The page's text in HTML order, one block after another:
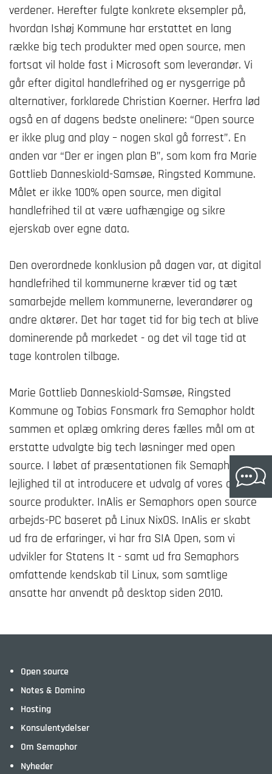
verdener. Herefter fulgte konkrete eksempler på,
hvordan Ishøj Kommune har erstattet en lang
række big tech produkter med open source, men
fortsat vil holde fast i Microsoft som leverandør. Vi
går efter digital handlefrihed og er nysgerrige på
alternativer, forklarede Christian Koerner. Herfra lød
også en af dagens bedste onelinere: “Open source
er ikke plug and play – nogen skal gå forrest”. En
anden var “Der er ingen plan B”, som kom fra Marie
Gottlieb Danneskiold-Samsøe, Ringsted Kommune.
Målet er ikke 100% open source, men digital
handlefrihed til at være uafhængige og sikre
ejerskab over egne data.
Den overordnede konklusion på dagen var, at digital
handlefrihed til kommunerne kræver tid og tæt
samarbejde mellem kommunerne, leverandører og
andre aktører. Det har taget tid for big tech at blive
dominerende på markedet - og det vil tage tid at
tage kontrolen tilbage.
Marie Gottlieb Danneskiold-Samsøe, Ringsted
Kommune og Tobias Fonsmark fra Semaphor holdt
sammen et oplæg omkring deres fælles mål om at
erstatte udvalgte big tech løsninger med open
source. I løbet af præsentationen fik Semaphor
lejlighed til at introducere et udvalg af vores open
source produkter. InAlis er Semaphors open source
arbejds-PC baseret på Linux NixOS. InAlis er skabt
ud fra de erfaringer, vi har fra SIA Open, som vi
udvikler for Statens It - samt ud fra Semaphors
omfattende kendskab til Linux, som samtlige
ansatte har anvendt på desktop siden 2010.
Open source
Notes & Domino
Hosting
Konsulentydelser
Om Semaphor
Nyheder